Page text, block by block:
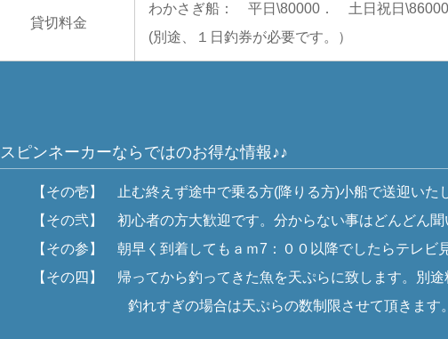
貸切料金
わかさぎ船： 平日\80000． 土日祝日
(別途、１日釣券が必要です。）
スピンネーカーならではのお得な情報♪♪
【その壱】 止む終えず途中で乗る方(降りる方)小船で送迎いたし
【その弐】 初心者の方大歓迎です。分からない事はどんどん聞
【その参】 朝早く到着してもａｍ7：００以降でしたらテレビ見
【その四】 帰ってから釣ってきた魚を天ぷらに致します。別途
釣れすぎの場合は天ぷらの数制限させて頂きます。残